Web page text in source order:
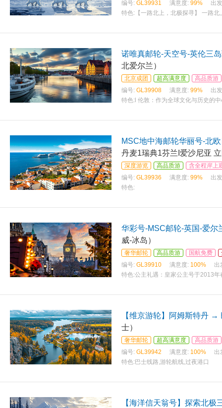
编号: GL39931 满意度: 99%
出
特色: 【一路北上，北极探寻】 一路
诺唯真邮轮-天空号-英伦三
北爱尔兰）
北京成团 超高满意度
高品质游
编号: GL39908 满意度: 99%
出
特色: l 伦敦：作为全球文化与历史的
MSC地中海邮轮华丽号-北
丹麦1瑞典1芬兰I爱沙尼亚
深度游览 高品质游
含全程岸上
编号: GL39936 满意度: 99%
出
特色:
华彩号-MSC邮轮-英国-爱尔
威-冰岛）
奢华邮轮 高品质游 国航免费
编号: GL39910 满意度: 100%
出
特色:公主礼遇：皇家公主号于2013
【维京游轮】阿姆斯特丹 →
士）
奢华邮轮 超高满意度
高品质游
编号: GL39942 满意度: 100%
出
特色: 巴士线路,游轮航线,过夜港口
【海洋信天翁号】探索北极